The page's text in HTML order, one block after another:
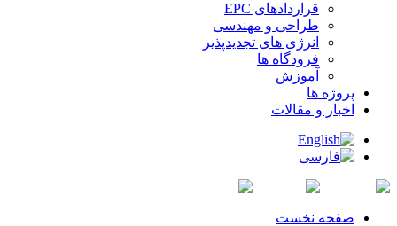
قراردادهای EPC
طراحی و مهندسی
انرژی های تجدیدپذیر
فرودگاه ها
آموزش
پروژه ها
اخبار و مقالات
صفحه نخست